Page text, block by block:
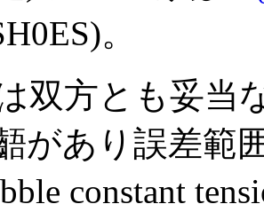
。
双方とも妥当
があり誤差範
constant